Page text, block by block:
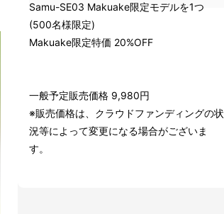
Samu-SE03 Makuake限定モデルを1つ
(500名様限定)
Makuake限定特価 20%OFF
一般予定販売価格 9,980円
※販売価格は、クラウドファンディングの状
況等によって変更になる場合がございま
す。